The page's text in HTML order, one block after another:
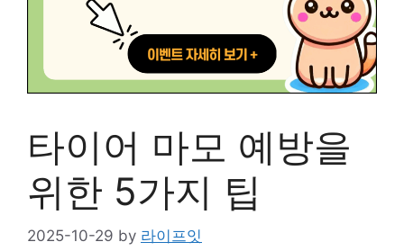
타이어 마모 예방을
위한 5가지 팁
2025-10-29 by 라이프잇